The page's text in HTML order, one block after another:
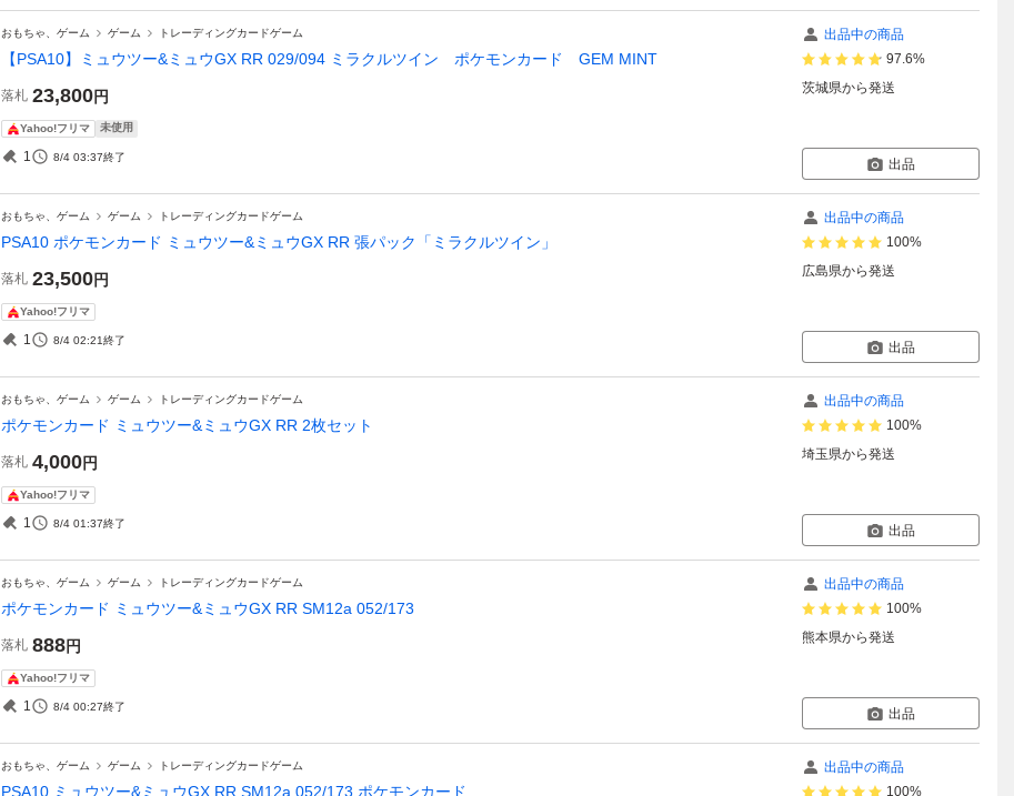
おもちゃ、ゲーム ゲーム トレーディングカードゲーム
【PSA10】ミュウツー&ミュウGX RR 029/094 ミラクルツイン ポケモンカード GEM MINT
落札 23,800円
Yahoo!フリマ 未使用
1 8/4 03:37終了
出品中の商品
97.6%
茨城県から発送
出品
おもちゃ、ゲーム ゲーム トレーディングカードゲーム
PSA10 ポケモンカード ミュウツー&ミュウGX RR 張パック「ミラクルツイン」
落札 23,500円
Yahoo!フリマ
1 8/4 02:21終了
出品中の商品
100%
広島県から発送
出品
おもちゃ、ゲーム ゲーム トレーディングカードゲーム
ポケモンカード ミュウツー&ミュウGX RR 2枚セット
落札 4,000円
Yahoo!フリマ
1 8/4 01:37終了
出品中の商品
100%
埼玉県から発送
出品
おもちゃ、ゲーム ゲーム トレーディングカードゲーム
ポケモンカード ミュウツー&ミュウGX RR SM12a 052/173
落札 888円
Yahoo!フリマ
1 8/4 00:27終了
出品中の商品
100%
熊本県から発送
出品
おもちゃ、ゲーム ゲーム トレーディングカードゲーム
PSA10 ミュウツー&ミュウGX RR SM12a 052/173 ポケモンカード
出品中の商品
100%